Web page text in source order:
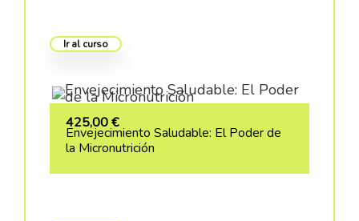
Ir al curso
425,00€
Envejecimiento Saludable: El Poder de
la Micronutrición